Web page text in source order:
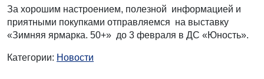
За хорошим настроением, полезной информацией и
приятными покупками отправляемся на выставку
«Зимняя ярмарка. 50+» до 3 февраля в ДС «Юность».
Категории: Новости